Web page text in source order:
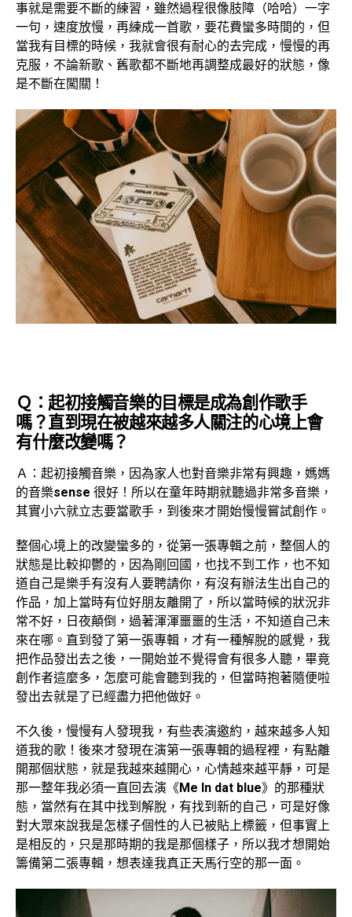
事就是需要不斷的練習，雖然過程很像肢障（哈哈）一字
一句，速度放慢，再練成一首歌，要花費蠻多時間的，但
當我有目標的時候，我就會很有耐心的去完成，慢慢的再
克服，不論新歌、舊歌都不斷地再調整成最好的狀態，像
是不斷在闖關！
Ｑ：起初接觸音樂的目標是成為創作歌手
嗎？直到現在被越來越多人關注的心境上會
有什麼改變嗎？
Ａ：起初接觸音樂，因為家人也對音樂非常有興趣，媽媽
的音樂sense 很好！所以在童年時期就聽過非常多音樂，
其實小六就立志要當歌手，到後來才開始慢慢嘗試創作。
整個心境上的改變蠻多的，從第一張專輯之前，整個人的
狀態是比較抑鬱的，因為剛回國，也找不到工作，也不知
道自己是樂手有沒有人要聘請你，有沒有辦法生出自己的
作品，加上當時有位好朋友離開了，所以當時候的狀況非
常不好，日夜顛倒，過著渾渾噩噩的生活，不知道自己未
來在哪。直到發了第一張專輯，才有一種解脫的感覺，我
把作品發出去之後，一開始並不覺得會有很多人聽，畢竟
創作者這麼多，怎麼可能會聽到我的，但當時抱著隨便啦
發出去就是了已經盡力把他做好。
不久後，慢慢有人發現我，有些表演邀約，越來越多人知
道我的歌！後來才發現在演第一張專輯的過程裡，有點離
開那個狀態，就是我越來越開心，心情越來越平靜，可是
那一整年我必須一直回去演《Me In dat blue》的那種狀
態，當然有在其中找到解脫，有找到新的自己，可是好像
對大眾來說我是怎樣子個性的人已被貼上標籤，但事實上
是相反的，只是那時期的我是那個樣子，所以我才想開始
籌備第二張專輯，想表達我真正天馬行空的那一面。